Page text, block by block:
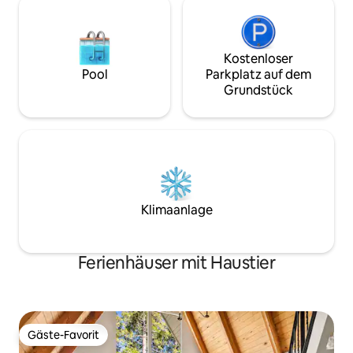
Pool
Kostenloser
Parkplatz auf dem
Grundstück
Klimaanlage
Ferienhäuser mit Haustier
Gäste-Favorit
Gäste-Favorit